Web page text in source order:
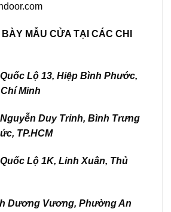
MẪU CỬA TẠI CÁC CHI
Lộ 13, Hiệp Bình Phước,
Minh
Duy Trinh, Bình Trưng
TP.HCM
Lộ 1K, Linh Xuân, Thủ
Dương Vương, Phường An